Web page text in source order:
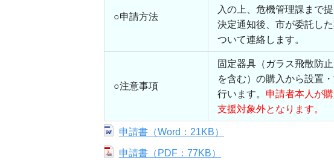
○申請方法
入の上、危機管理課まで
決定通知後、市が委託し
ついて連絡します。
○注意事項
固定器具（ガラス飛散防
を含む）の購入から設置
行います。 申請者本人が
支援対象外となります。
申請書（Word：21KB）
申請書（PDF：77KB）